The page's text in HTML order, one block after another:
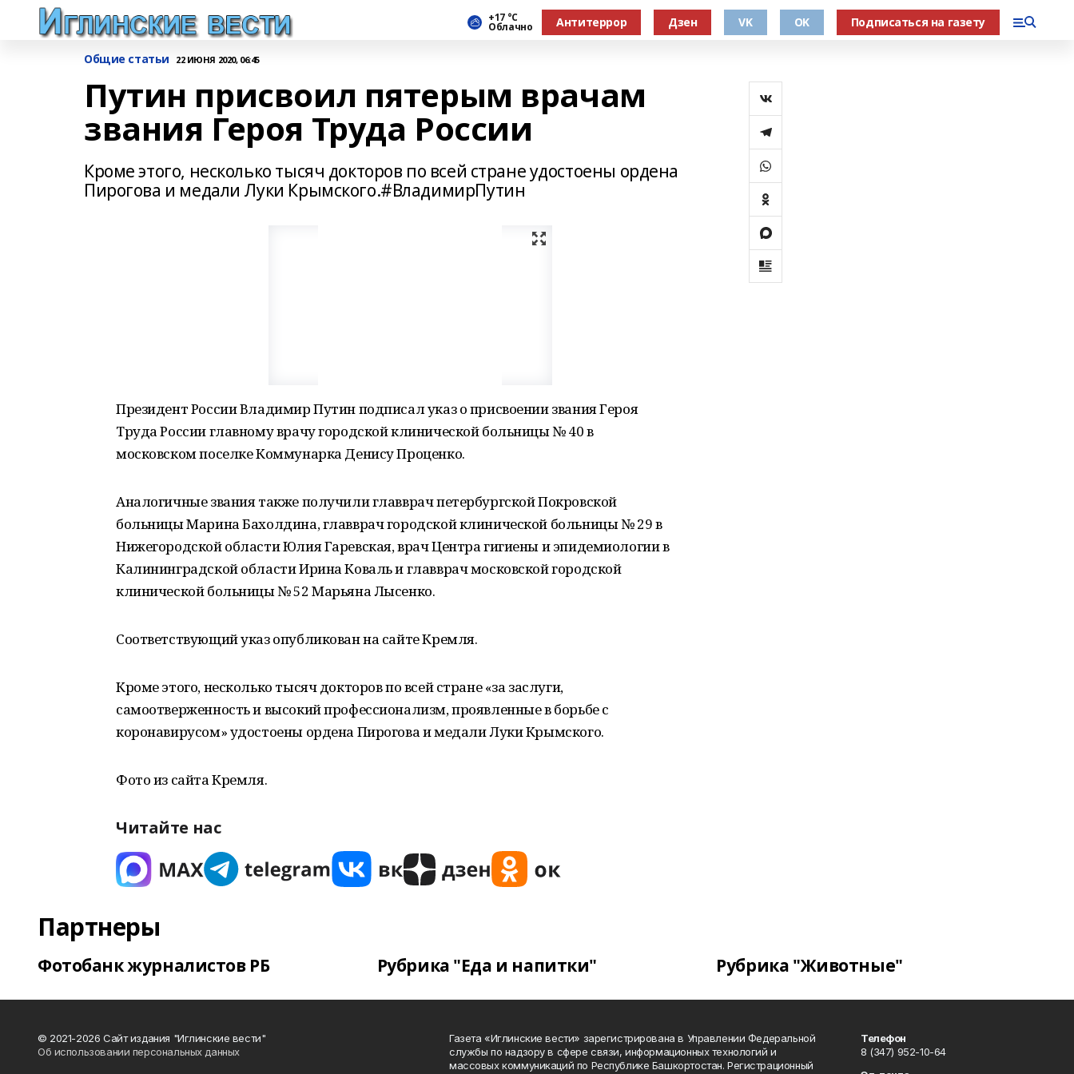
+17 °С
Облачно Антитеррор Дзен VK OK Подписаться на газету
Общие статьи 22 ИЮНЯ 2020, 06:45
Путин присвоил пятерым врачам
звания Героя Труда России
Кроме этого, несколько тысяч докторов по всей стране удостоены ордена
Пирогова и медали Луки Крымского.#ВладимирПутин
Президент России Владимир Путин подписал указ о присвоении звания Героя
Труда России главному врачу городской клинической больницы № 40 в
московском поселке Коммунарка Денису Проценко.
Аналогичные звания также получили главврач петербургской Покровской
больницы Марина Бахолдина, главврач городской клинической больницы № 29 в
Нижегородской области Юлия Гаревская, врач Центра гигиены и эпидемиологии в
Калининградской области Ирина Коваль и главврач московской городской
клинической больницы № 52 Марьяна Лысенко.
Соответствующий указ опубликован на сайте Кремля.
Кроме этого, несколько тысяч докторов по всей стране «за заслуги,
самоотверженность и высокий профессионализм, проявленные в борьбе с
коронавирусом» удостоены ордена Пирогова и медали Луки Крымского.
Фото из сайта Кремля.
Читайте нас
Партнеры
Фотобанк журналистов РБ Рубрика "Еда и напитки" Рубрика "Животные"
© 2021-2026 Сайт издания "Иглинские вести"
Об использовании персональных данных
Газета «Иглинские вести» зарегистрирована в Управлении Федеральной
службы по надзору в сфере связи, информационных технологий и
массовых коммуникаций по Республике Башкортостан. Регистрационный
Телефон
8 (347) 952-10-64